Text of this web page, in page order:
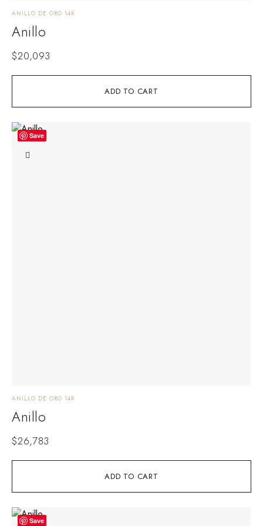
ADD TO CART
ANILLO DE ORO 14K
Anillo
$20,093
Save
ADD TO CART
ANILLO DE ORO 14K
Anillo
$26,783
Save